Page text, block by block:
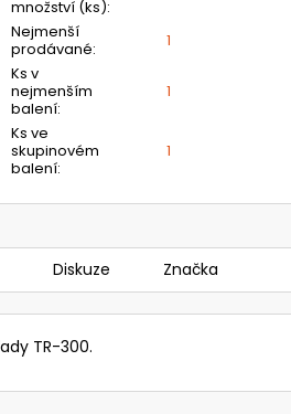
množství (ks):
Nejmenší
prodávané:
1
Ks v
nejmenším
balení:
1
Ks ve
skupinovém
balení:
1
Diskuze Značka
TR-300.